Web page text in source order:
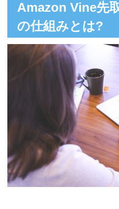
Amazon Vine先
の仕組みとは?